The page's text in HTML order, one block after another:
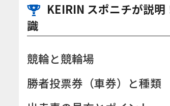
KEIRIN スポニチが説明
識
競輪と競輪場
勝者投票券（車券）と種類